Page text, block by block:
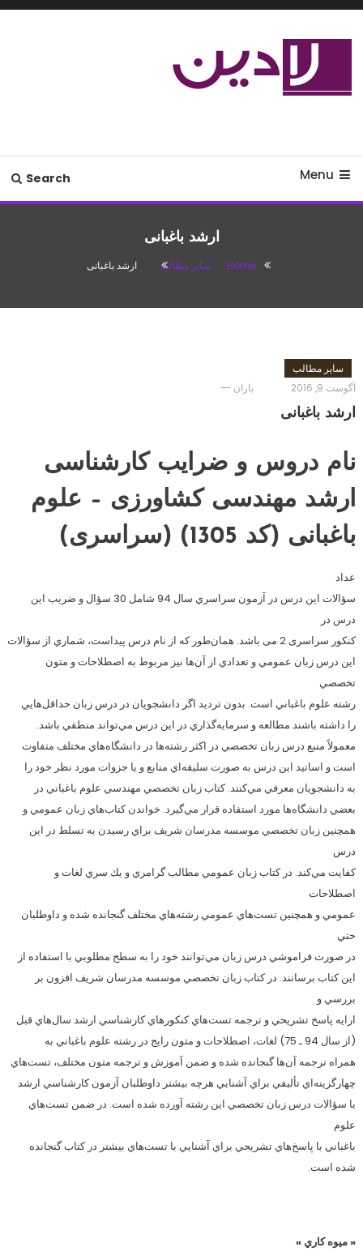
Skip
Menu
Search
ارشد باغبانی
Home سایر مطالب ارشد باغبانی
سایر مطالب
آگوست 9, 2016
باران
ارشد باغبانی
نام دروس و ضرایب کارشناسی
ارشد مهندسی کشاورزی – علوم
باغبانی (کد 1305) (سراسری)
عداد
سؤالات اين درس در آزمون سراسري سال 94 شامل 30 سؤال و ضریب این
درس در
کنکور سراسری 2 می باشد. همان‌طور كه از نام درس پيداست، شماري از سؤالات
اين درس زبان عمومي و تعدادي از آن‌ها نيز مربوط به اصطلاحات و متون
تخصصي
رشته علوم باغباني است. بدون ترديد اگر دانشجويان در درس زبان حداقل‌هايي
را داشته باشند مطالعه و سرمايه‌گذاري در اين درس مي‌تواند منطقي باشد.
معمولاً منبع درس زبان تخصصي در اكثر رشته‌ها در دانشگاه‌هاي مختلف متفاوت
است و اساتيد اين درس به صورت سليقه‌اي منابع و يا جزوات مورد نظر خود را
به دانشجويان معرفي مي‌كنند. كتاب زبان تخصصي مهندسي علوم باغباني در
بعضي دانشگاه‌ها مورد استفاده قرار مي‌گيرد. خواندن كتاب‌هاي زبان عمومي و
همچنين زبان تخصصي موسسه مدرسان شريف براي رسيدن به تسلط در اين
درس
كفايت مي‌كند. در كتاب زبان عمومي مطالب گرامري و يك سري لغات و
اصطلاحات
عمومي و همچنين تست‌هاي عمومي رشته‌هاي مختلف گنجانده شده و داوطلبان
حتي
در صورت فراموشي درس زبان مي‌توانند خود را به سطح مطلوبي با استفاده از
اين كتاب برسانند. در كتاب زبان تخصصي موسسه مدرسان شريف افزون بر
بررسي و
ارايه پاسخ تشريحي و ترجمه تست‌هاي كنكورهاي كارشناسي ارشد سال‌هاي قبل
(از سال 94 ـ 75) لغات، اصطلاحات و متون رايج در رشته علوم باغباني به
همراه ترجمه آن‌ها گنجانده شده و ضمن آموزش و ترجمه متون مختلف، تست‌هاي
چهارگزينه‌اي تأليفي براي آشنايي هرچه بيشتر داوطلبان آزمون كارشناسي ارشد
با سؤالات درس زبان تخصصي اين رشته آورده شده است. در ضمن تست‌هاي
علوم
باغباني با پاسخ‌هاي تشريحي براي آشنايي با تست‌هاي بيشتر در كتاب گنجانده
شده است.
« ميوه كاري »